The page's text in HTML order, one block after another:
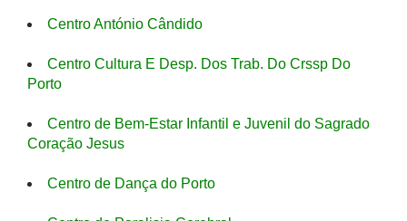
Centro António Cândido
Centro Cultura E Desp. Dos Trab. Do Crssp Do
Porto
Centro de Bem-Estar Infantil e Juvenil do Sagrado
Coração Jesus
Centro de Dança do Porto